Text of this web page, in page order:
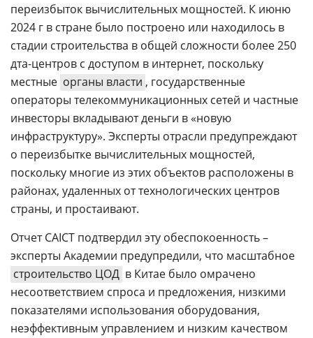
переизбыток вычислительных мощностей. К июню
2024 г в стране было построено или находилось в
стадии строительства в общей сложности более 250
дта-центров с доступом в интернет, поскольку
местные органы власти , государственные
операторы телекоммуникационных сетей и частные
инвесторы вкладывают деньги в «новую
инфраструктуру». Эксперты отрасли предупреждают
о переизбытке вычислительных мощностей,
поскольку многие из этих объектов расположены в
районах, удаленных от технологических центров
страны, и простаивают.
Отчет CAICT подтвердил эту обеспокоенность –
эксперты Академии предупредили, что масштабное
строительство ЦОД в Китае было омрачено
несоответствием спроса и предложения, низкими
показателями использования оборудования,
неэффективным управлением и низким качеством